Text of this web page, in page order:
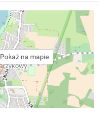
Pokaż na mapie